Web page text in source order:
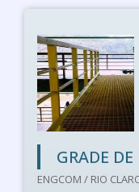
GRADE
ENGCOM / RIO